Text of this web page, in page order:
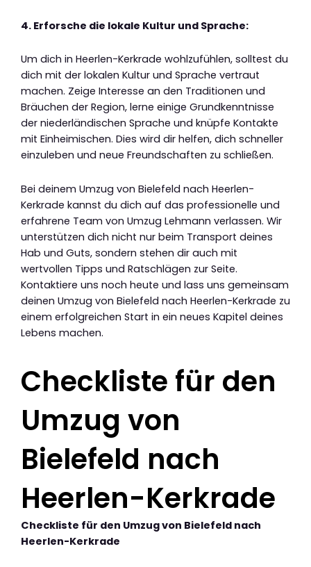
4. Erforsche die lokale Kultur und Sprache:
Um dich in Heerlen-Kerkrade wohlzufühlen, solltest du
dich mit der lokalen Kultur und Sprache vertraut
machen. Zeige Interesse an den Traditionen und
Bräuchen der Region, lerne einige Grundkenntnisse
der niederländischen Sprache und knüpfe Kontakte
mit Einheimischen. Dies wird dir helfen, dich schneller
einzuleben und neue Freundschaften zu schließen.
Bei deinem Umzug von Bielefeld nach Heerlen-
Kerkrade kannst du dich auf das professionelle und
erfahrene Team von Umzug Lehmann verlassen. Wir
unterstützen dich nicht nur beim Transport deines
Hab und Guts, sondern stehen dir auch mit
wertvollen Tipps und Ratschlägen zur Seite.
Kontaktiere uns noch heute und lass uns gemeinsam
deinen Umzug von Bielefeld nach Heerlen-Kerkrade zu
einem erfolgreichen Start in ein neues Kapitel deines
Lebens machen.
Checkliste für den
Umzug von
Bielefeld nach
Heerlen-Kerkrade
Checkliste für den Umzug von Bielefeld nach
Heerlen-Kerkrade